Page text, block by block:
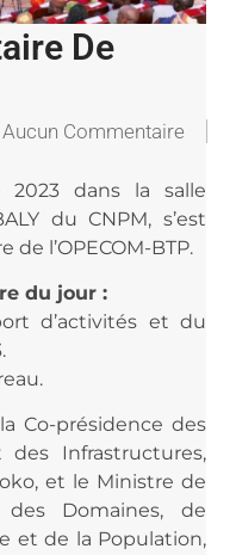
De
Aucun Commentaire
2023 dans la salle
du CNPM, s’est
l’OPECOM-BTP.
du jour :
d’activités et du
Co-présidence des
Infrastructures,
et le Ministre de
des Domaines, de
et de la Population,